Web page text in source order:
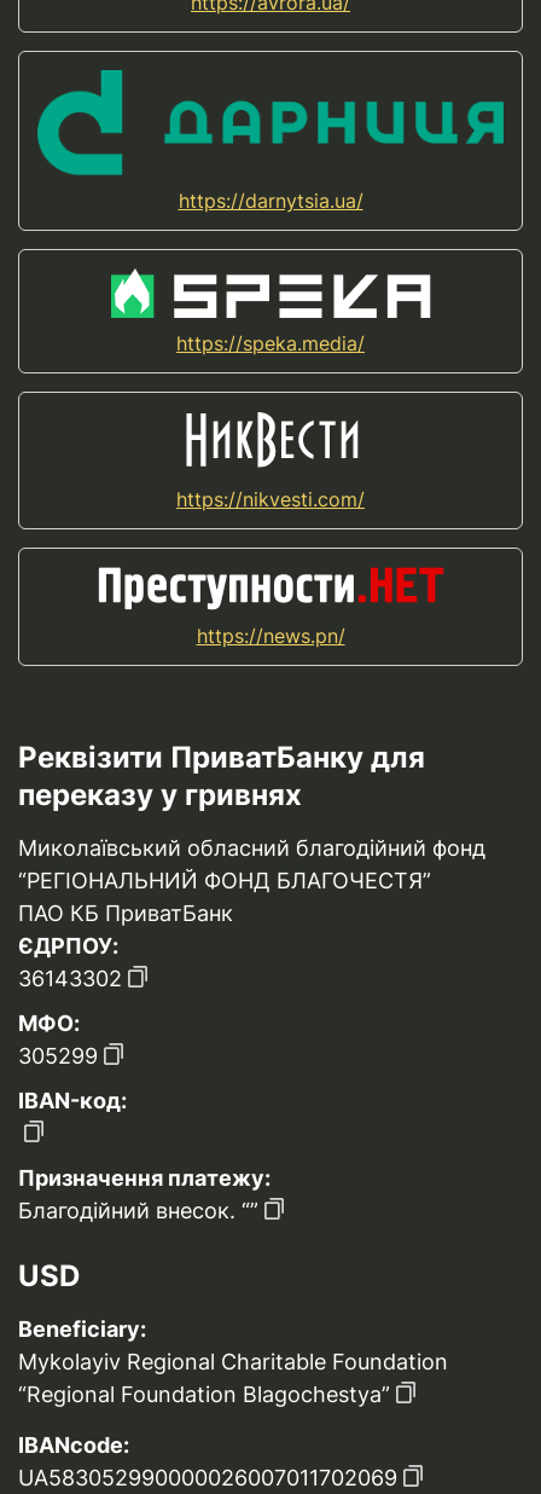
https://darnytsia.ua/
https://speka.media/
https://nikvesti.com/
https://news.pn/
Реквізити ПриватБанку для
переказу у гривнях
Миколаївський обласний благодійний фонд
“РЕГІОНАЛЬНИЙ ФОНД БЛАГОЧЕСТЯ”
ПАО КБ ПриватБанк
ЄДРПОУ:
36143302
МФО:
305299
IBAN-код:
Призначення платежу:
Благодійний внесок. “”
USD
Beneficiary:
Mykolayiv Regional Charitable Foundation
“Regional Foundation Blagochestya”
IBANcode:
UA583052990000026007011702069